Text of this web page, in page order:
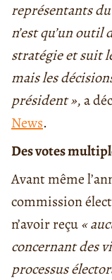
représentants
n’est qu’un
stratégie et suit
mais les
président », a
News.
Des votes
Avant même
commission
n’avoir reçu«
concernant des
processus